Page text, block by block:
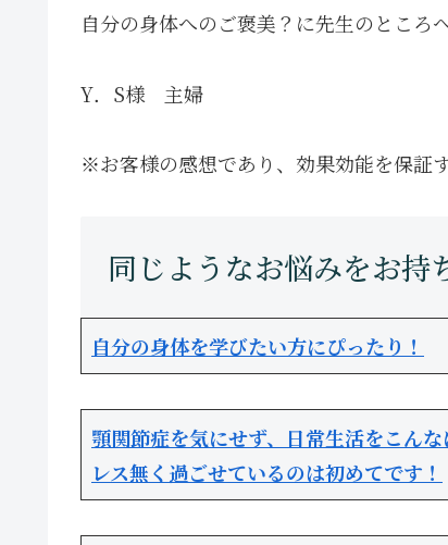
自分の身体へのご褒美？に先生のところ
Y．S様 主婦
※お客様の感想であり、効果効能を保証
自分の身体を学びたい方にぴったり！
顎関節症を気にせず、日常生活をこんな
レス無く過ごせているのは初めてです！